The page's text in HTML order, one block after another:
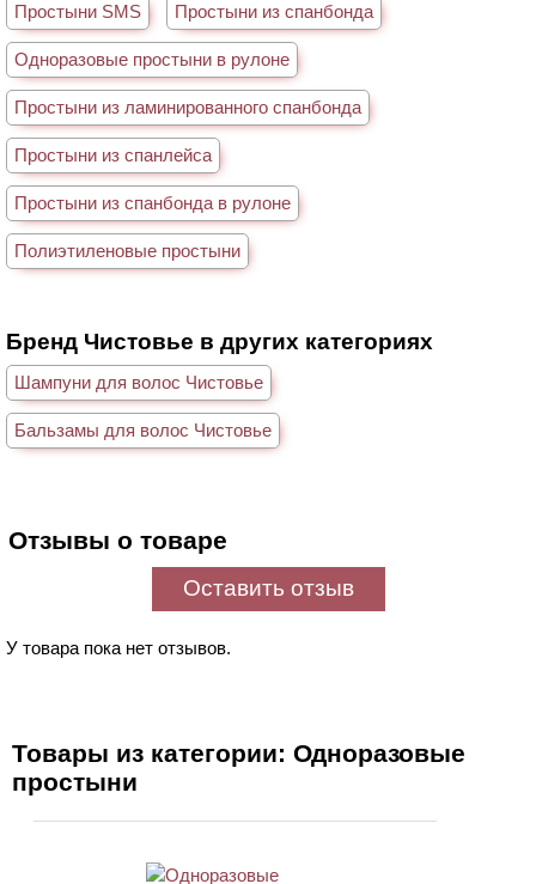
Простыни SMS Простыни из спанбонда
Одноразовые простыни в рулоне
Простыни из ламинированного спанбонда
Простыни из спанлейса
Простыни из спанбонда в рулоне
Полиэтиленовые простыни
Бренд Чистовье в других категориях
Шампуни для волос Чистовье
Бальзамы для волос Чистовье
Отзывы о товаре
Оставить отзыв
У товара пока нет отзывов.
Товары из категории: Одноразовые
простыни